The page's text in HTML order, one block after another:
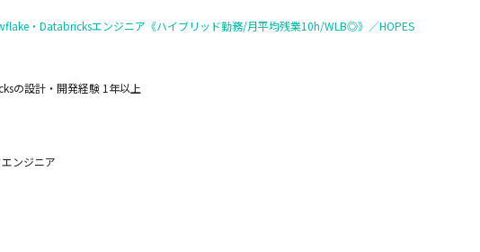
・Databricksエンジニア《ハイブリッド勤務/月平均残業10h/WLB◎》／HOPES
の設計・開発経験 1年以上
ンジニア